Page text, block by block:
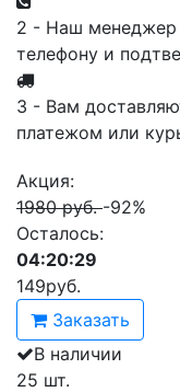
2 - Наш менеджер
телефону и
3 - Вам
платежом или
Акция:
1980 руб.-92%
Осталось:
04:20:29
149руб.
Заказать
В наличии
25 шт.